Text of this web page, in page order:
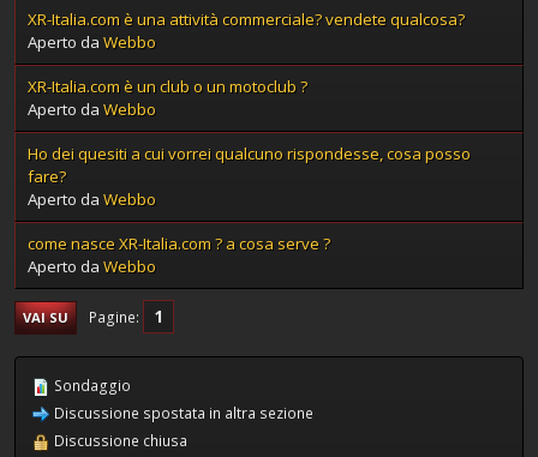
XR-Italia.com è una attività commerciale? vendete qualcosa?
Aperto da Webbo
XR-Italia.com è un club o un motoclub ?
Aperto da Webbo
Ho dei quesiti a cui vorrei qualcuno rispondesse, cosa posso
fare?
Aperto da Webbo
come nasce XR-Italia.com ? a cosa serve ?
Aperto da Webbo
VAI SU Pagine 1
Sondaggio
Discussione spostata in altra sezione
Discussione chiusa